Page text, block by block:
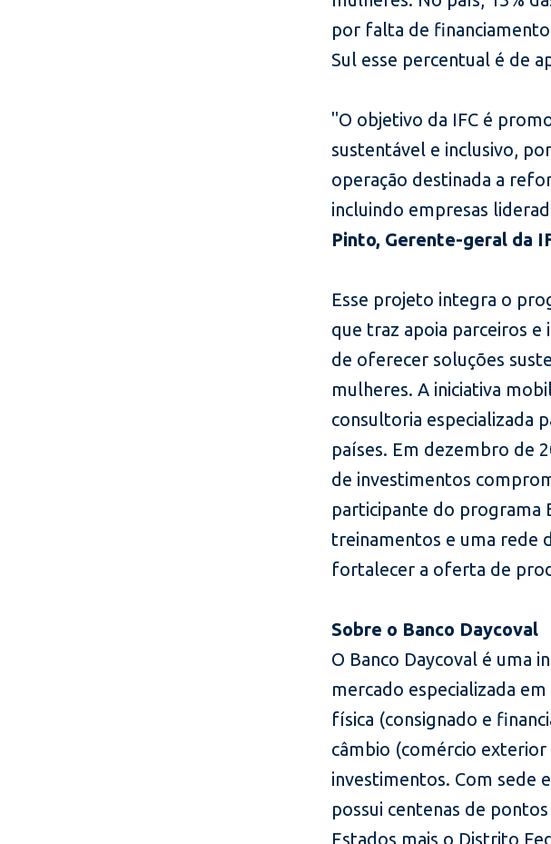
por falta de
Sul esse percentual é de
"O objetivo da IFC é
sustentável e inclusivo,
operação destinada a
incluindo empresas
Pinto, Gerente-geral da
Esse projeto integra o
que traz apoia parceiros e
de oferecer soluções
mulheres. A iniciativa
consultoria especializada
países. Em dezembro de
de investimentos
participante do programa
treinamentos e uma rede
fortalecer a oferta de
Sobre o Banco Daycoval
O Banco Daycoval é uma
mercado especializada
física (consignado e
câmbio (comércio exterior
investimentos. Com sede
possui centenas de
Estados mais o Distrito